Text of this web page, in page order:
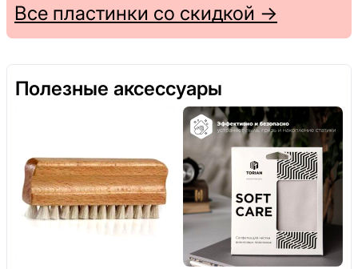
Все пластинки со скидкой →
Полезные аксессуары